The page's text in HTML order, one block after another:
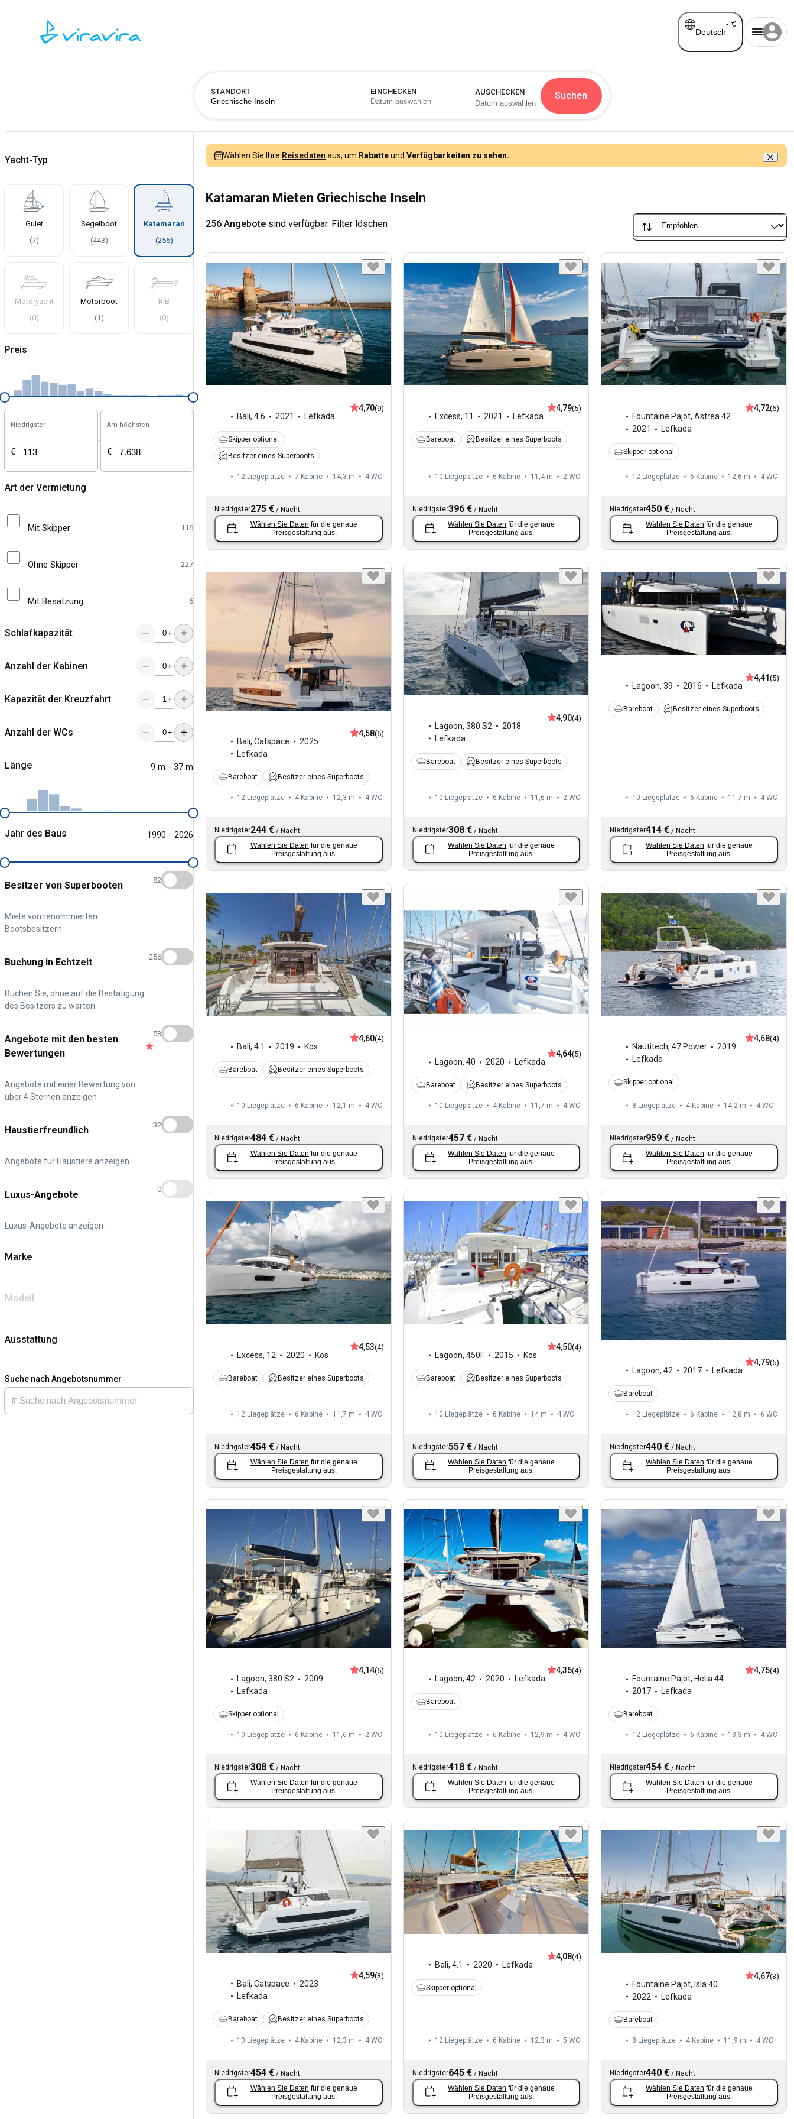
Deutsch
- €
STANDORT EINCHECKEN AUSCHECKEN Suchen
Yacht-Typ
Gulet
(7)
Segelboot
(443)
Katamaran
(256)
Motoryacht
(0)
Motorboot
(1 )
RIB
(0)
Preis
Niedrigster
€
-
Am höchsten
€
Art der Vermietung
Mit Skipper 116
Ohne Skipper 227
Mit Besatzung 6
Schlafkapazität +
Anzahl der Kabinen +
Kapazität der Kreuzfahrt +
Anzahl der WCs +
Länge 9 m - 37 m
Jahr des Baus 1990 - 2026
Besitzer von Superbooten
Miete von renommierten
Bootsbesitzern
82
Buchung in Echtzeit
Buchen Sie, ohne auf die Bestätigung
des Besitzers zu warten
256
Angebote mit den besten
Bewertungen
Angebote mit einer Bewertung von
über 4 Sternen anzeigen
53
Haustierfreundlich
Angebote für Haustiere anzeigen
32
Luxus-Angebote
Luxus-Angebote anzeigen
0
Marke
Modell
Ausstattung
Suche nach Angebotsnummer
Wählen Sie Ihre Reisedaten aus, um Rabatteund Verfügbarkeiten zu sehen.
Katamaran Mieten Griechische Inseln
256 Angebote sind verfügbar. Filter löschen
Bali, 4.6 2021 Lefkada
4,70(9)
Skipper optional
Besitzer eines Superboots
12 Liegeplätze 7 Kabine 14,3 m 4 WC
Niedrigster275 € / Nacht
Wählen Sie Daten für die genaue
Preisgestaltung aus.
Excess, 11 2021 Lefkada
4,79(5)
Bareboat Besitzer eines Superboots
10 Liegeplätze 6 Kabine 11,4 m 2 WC
Niedrigster396 €/ Nacht
Wählen Sie Daten für die genaue
Preisgestaltung aus.
Fountaine Pajot,Astrea 42
2021
Lefkada
4,72(6)
Skipper optional
12 Liegeplätze 6 Kabine 12,6 m 4 WC
Niedrigster450 € / Nacht
Wählen Sie Daten für die genaue
Preisgestaltung aus.
Bali, Catspace
2025
Lefkada
4,58(6)
Bareboat Besitzer eines Superboots
12 Liegeplätze 4 Kabine 12,3 m 4 WC
Niedrigster244 € / Nacht
Wählen Sie Daten für die genaue
Preisgestaltung aus.
Lagoon, 380 S2
2018
Lefkada
4,90(4)
Bareboat Besitzer eines Superboots
10 Liegeplätze 6 Kabine 11,6 m 2 WC
Niedrigster308 €/ Nacht
Wählen Sie Daten für die genaue
Preisgestaltung aus.
Lagoon,39 2016 Lefkada
4,41 (5)
Bareboat Besitzer eines Superboots
10 Liegeplätze 6 Kabine 11,7 m 4 WC
Niedrigster414 € /Nacht
Wählen Sie Daten für die genaue
Preisgestaltung aus.
Bali, 4.1 2019 Kos
4,60(4)
Bareboat Besitzer eines Superboots
10 Liegeplätze 6 Kabine 12,1 m 4 WC
Niedrigster484 € / Nacht
Wählen Sie Daten für die genaue
Preisgestaltung aus.
Lagoon, 40 2020 Lefkada
4,64(5)
Bareboat Besitzer eines Superboots
10 Liegeplätze 4 Kabine 11,7 m 4 WC
Niedrigster457 €/ Nacht
Wählen Sie Daten für die genaue
Preisgestaltung aus.
Nautitech,47 Power
2019
Lefkada
4,68(4)
Skipper optional
8 Liegeplätze 4 Kabine 14,2 m 4 WC
Niedrigster959 € / Nacht
Wählen Sie Daten für die genaue
Preisgestaltung aus.
Excess, 12 2020 Kos
4,53(4)
Bareboat Besitzer eines Superboots
12 Liegeplätze 6 Kabine 11,7 m 4 WC
Niedrigster454 € / Nacht
Wählen Sie Daten für die genaue
Preisgestaltung aus.
Lagoon, 450F 2015 Kos
4,50(4)
Bareboat Besitzer eines Superboots
10 Liegeplätze 6 Kabine 14 m 4 WC
Niedrigster557 €/ Nacht
Wählen Sie Daten für die genaue
Preisgestaltung aus.
Lagoon,42 2017 Lefkada
4,79(5)
Bareboat
12 Liegeplätze 6 Kabine 12,8 m 6 WC
Niedrigster440 € /Nacht
Wählen Sie Daten für die genaue
Preisgestaltung aus.
Lagoon, 380 S2
2009
Lefkada
4,14(6)
Skipper optional
10 Liegeplätze 6 Kabine 11,6 m 2 WC
Niedrigster308 € / Nacht
Wählen Sie Daten für die genaue
Preisgestaltung aus.
Lagoon, 42 2020 Lefkada
4,35(4)
Bareboat
10 Liegeplätze 6 Kabine 12,9 m 4 WC
Niedrigster418 €/ Nacht
Wählen Sie Daten für die genaue
Preisgestaltung aus.
Fountaine Pajot, Helia 44
2017
Lefkada
4,75(4)
Bareboat
12 Liegeplätze 6 Kabine 13,3 m 4 WC
Niedrigster454 € / Nacht
Wählen Sie Daten für die genaue
Preisgestaltung aus.
Bali, Catspace
2023
Lefkada
4,59(3)
Bareboat Besitzer eines Superboots
10 Liegeplätze 4 Kabine 12,3 m 4 WC
Niedrigster454 € / Nacht
Wählen Sie Daten für die genaue
Preisgestaltung aus.
Bali, 4.1 2020 Lefkada
4,08(4)
Skipper optional
12 Liegeplätze 6 Kabine 12,3 m 5 WC
Niedrigster645 €/ Nacht
Wählen Sie Daten für die genaue
Preisgestaltung aus.
Fountaine Pajot,Isla 40
2022
Lefkada
4,67(3)
Bareboat
8 Liegeplätze 4 Kabine 11,9 m 4 WC
Niedrigster440 € /Nacht
Wählen Sie Daten für die genaue
Preisgestaltung aus.